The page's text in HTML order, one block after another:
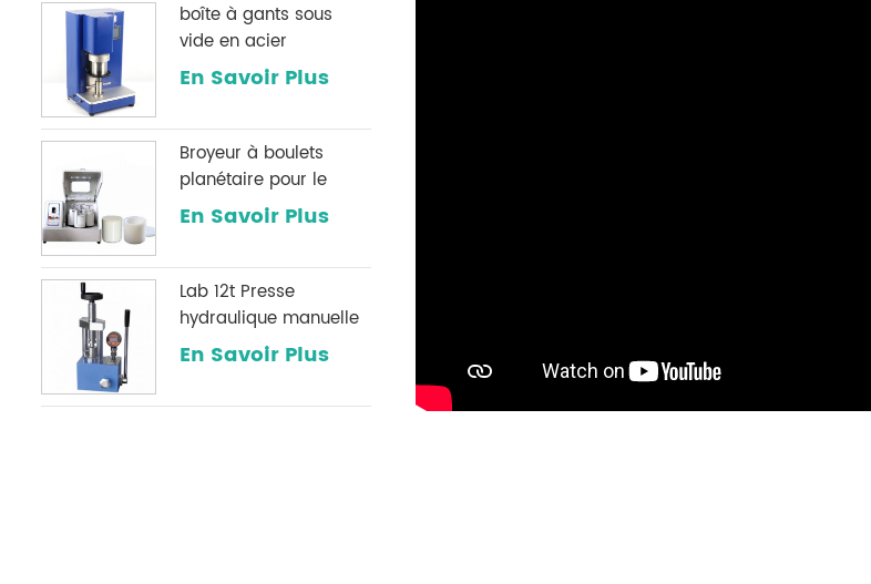
boîte à gants sous
vide en acier
inoxydable h2o & O2
purification
En Savoir Plus
Broyeur à boulets
planétaire pour le
broyage de poudre
En Savoir Plus
Lab 12t Presse
hydraulique manuelle
avec une jauge de
optionnelle
En Savoir Plus